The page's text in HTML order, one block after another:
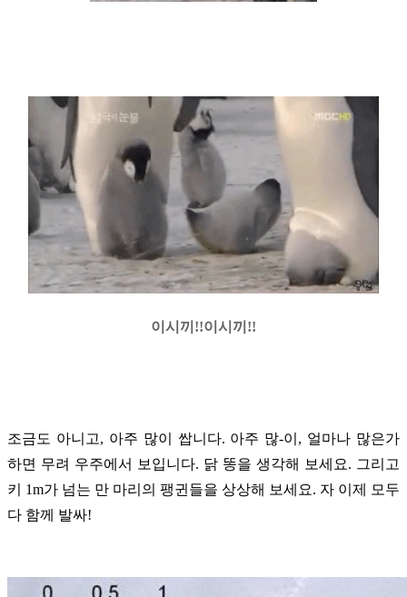
이시끼!!이시끼!!
조금도 아니고, 아주 많이 쌉니다. 아주 많-이, 얼마나 많은가
하면 무려 우주에서 보입니다. 닭 똥을 생각해 보세요. 그리고
키 1m가 넘는 만 마리의 팽귄들을 상상해 보세요. 자 이제 모두
다 함께 발싸!